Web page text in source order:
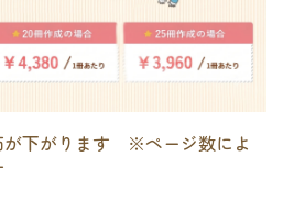
下がります ※ページ数によ